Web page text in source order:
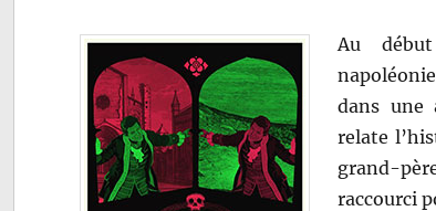
Au
dans une
relate
grand-
raccourci